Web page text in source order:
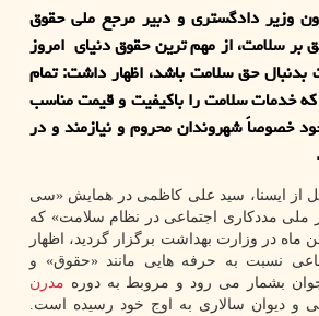
وزیر دادگستری و دبیر مرجع ملی حقوق
بر سلامت، از مهم ترین حقوق دنیای امروز
حق سلامت باشد، اظهار داشت: تمام
خدمات سلامت را باکیفیت و قیمت مناسب
خصوصاً شهروندان محروم و نیازمند و در
از ایسنا، سید علی کاظمی در همایش «سی
ملی مددکاری اجتماعی در نظام سلامت» که
سه شنبه ۲ بهمن ماه در وزارت بهداشت برگزار گردید، اظهار
نسبت به حرفه هایی مانند «حقوق» و
بشمار می رود و مروبط به دوره مدرن
و دیوان سالاری به اوج خود رسیده است.